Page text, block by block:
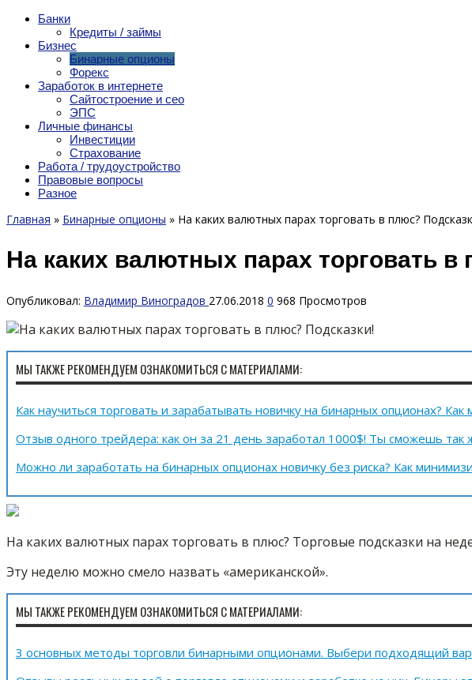
Банки
Кредиты / займы
Бизнес
Бинарные опционы
Форекс
Заработок в интернете
Сайтостроение и сео
ЭПС
Личные финансы
Инвестиции
Страхование
Работа / трудоустройство
Правовые вопросы
Разное
Главная » Бинарные опционы » На каких валютных парах торговать в плюс?
На каких валютных парах торговать в
Опубликовал: Владимир Виноградов 27.06.2018 0 968 Просмотров
МЫ ТАКЖЕ РЕКОМЕНДУЕМ ОЗНАКОМИТЬСЯ С МАТЕРИАЛАМИ:
Как научиться торговать и зарабатывать новичку на бинарных опционах?
Отзыв одного трейдера: как он за 21 день заработал 1000$! Ты сможешь так
Можно ли заработать на бинарных опционах новичку без риска? Как
На каких валютных парах торговать в плюс? Торговые подсказки на
Эту неделю можно смело назвать «американской».
МЫ ТАКЖЕ РЕКОМЕНДУЕМ ОЗНАКОМИТЬСЯ С МАТЕРИАЛАМИ:
3 основных методы торговли бинарными опционами. Выбери подходящий